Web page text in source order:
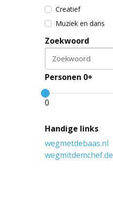
Creatief
Muziek en dans
Zoekwoord
Zoekwoord
Personen 0+
0
Handige links
wegmetdebaas.nl
wegmitdemchef.de